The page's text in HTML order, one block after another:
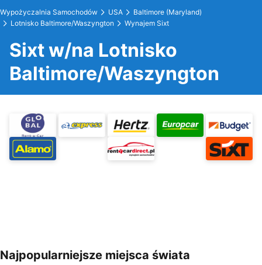
Wypożyczalnia Samochodów USA
Baltimore (Maryland)
Lotnisko Baltimore/Waszyngton
Wynajem Sixt
Sixt w/na Lotnisko
Baltimore/Waszyngton
Najpopularniejsze miejsca świata